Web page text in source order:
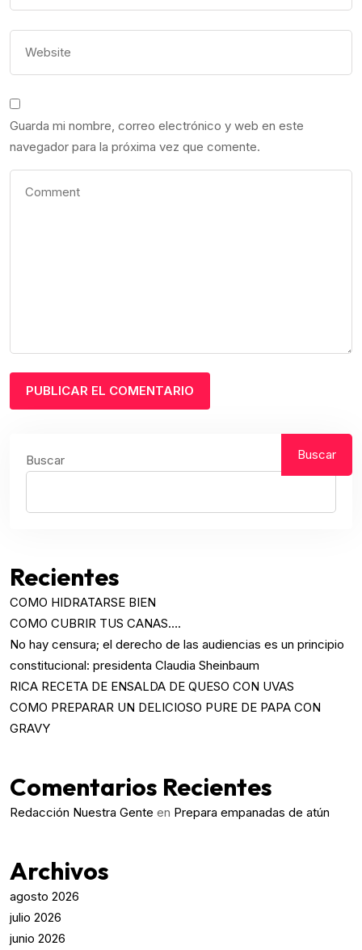
Guarda mi nombre, correo electrónico y web en este
navegador para la próxima vez que comente.
Buscar Buscar
Recientes
COMO HIDRATARSE BIEN
COMO CUBRIR TUS CANAS….
No hay censura; el derecho de las audiencias es un principio
constitucional: presidenta Claudia Sheinbaum
RICA RECETA DE ENSALDA DE QUESO CON UVAS
COMO PREPARAR UN DELICIOSO PURE DE PAPA CON
GRAVY
Comentarios Recientes
Redacción Nuestra Gente en Prepara empanadas de atún
Archivos
agosto 2026
julio 2026
junio 2026